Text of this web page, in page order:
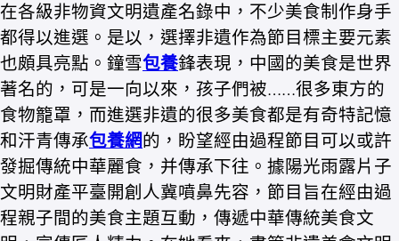
在各級非物資文明遺產名錄中，不少美食制作身手
都得以進選。是以，選擇非遺作為節目標主要元素
也頗具亮點。鐘雪包養鋒表現，中國的美食是世界
著名的，可是一向以來，孩子們被……很多東方的
食物籠罩，而進選非遺的很多美食都是有奇特記憶
和汗青傳承包養網的，盼望經由過程節目可以或許
發掘傳統中華麗食，并傳承下往。據陽光雨露片子
文明財產平臺開創人冀噴鼻先容，節目旨在經由過
程親子間的美食主題互動，傳遞中華傳統美食文